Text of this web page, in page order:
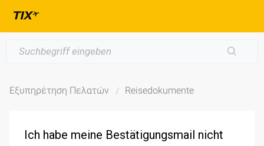
Εξυπηρέτηση Πελατών Reisedokumente
Ich habe meine Bestätigungsmail nicht